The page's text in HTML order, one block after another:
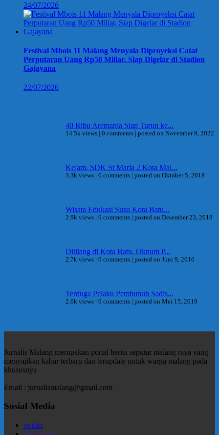
24/07/2026
Festival Mbois 11 Malang Menyala Diproyeksi Catat
Perputaran Uang Rp50 Miliar, Siap Digelar di Stadion
Gajayana
22/07/2026
40 Ribu Aremania Siap Turun ke...
14.5k views | 0 comments | posted on November 9, 2022
Kejam, SDK St Maria 2 Kota Mal...
3.3k views | 0 comments | posted on Oktober 5, 2018
Wisata Edukasi Susu Kota Batu...
2.9k views | 0 comments | posted on Desember 23, 2018
Ditilang di Kota Batu, Oknum P...
2.7k views | 0 comments | posted on Juni 9, 2016
Terduga Pelaku Pembunuh Sadis...
2.6k views | 0 comments | posted on Mei 15, 2019
Jurnalis Malang merupakan portal berita seputar malang raya yang
menyajikan kabar terbaru dan terupdate untuk warga malang pada
khususnya
Email : jurnalismalang@gmail.com
Sosial Media
twitter